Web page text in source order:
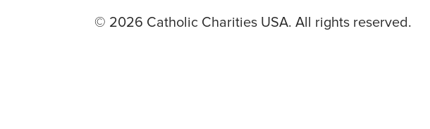
© 2026 Catholic Charities USA. All rights reserved.